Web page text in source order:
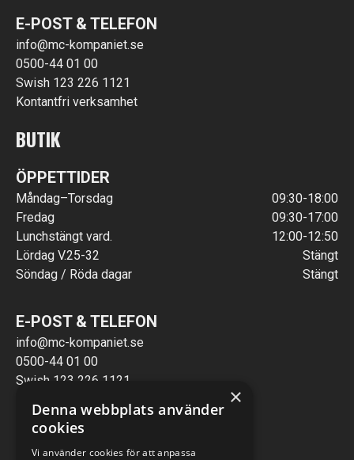
E-POST & TELEFON
info@mc-kompaniet.se
0500-44 01 00
Swish 123 226 1121
Kontantfri verksamhet
BUTIK
ÖPPETTIDER
Måndag–Torsdag
09:30-18:00
Fredag
09:30-17:00
Lunchstängt vard.
12:00-12:50
Lördag V.25-32
Stängt
Söndag / Röda dagar
Stängt
E-POST & TELEFON
info@mc-kompaniet.se
0500-44 01 00
Swish 123 226 1121
VERKSTAD
×
Denna webbplats använder
cookies
Vi använder cookies för att anpassa